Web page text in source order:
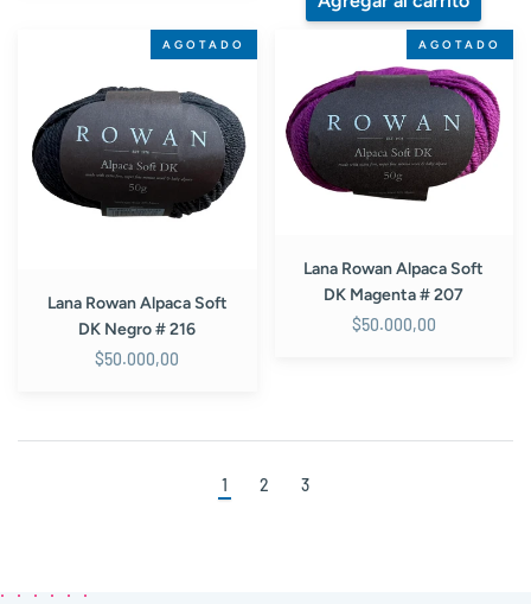
Soft
DK
Negro
AGOTADO
Lana Rowan Alpaca Soft
DK Negro # 216
$50.000,00
Alpaca
Soft
DK
Magenta
AGOTADO
Lana Rowan Alpaca Soft
DK Magenta # 207
$50.000,00
1 2 3